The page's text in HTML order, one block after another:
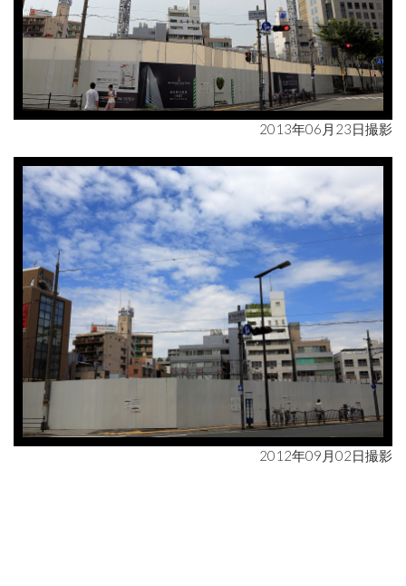
2013年06月23日撮影
2012年09月02日撮影